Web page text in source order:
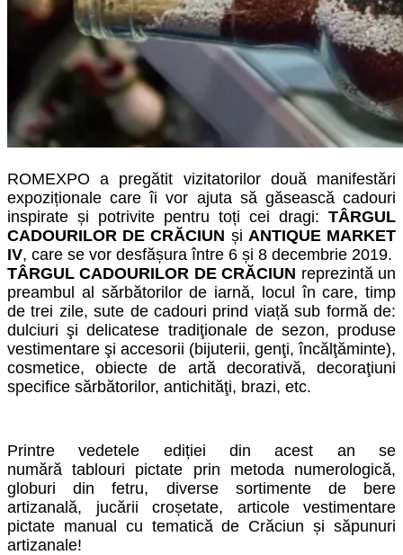
ROMEXPO a pregătit vizitatorilor două manifestări
expoziționale care îi vor ajuta să găsească cadouri
inspirate și potrivite pentru toți cei dragi: TÂRGUL
CADOURILOR DE CRĂCIUN și ANTIQUE MARKET
IV, care se vor desfășura între 6 și 8 decembrie 2019.
TÂRGUL CADOURILOR DE CRĂCIUN reprezintă un
preambul al sărbătorilor de iarnă, locul în care, timp
de trei zile, sute de cadouri prind viață sub formă de:
dulciuri şi delicatese tradiţionale de sezon, produse
vestimentare şi accesorii (bijuterii, genţi, încălţăminte),
cosmetice, obiecte de artă decorativă, decoraţiuni
specifice sărbătorilor, antichităţi, brazi, etc.
Printre vedetele ediției din acest an se
numără tablouri pictate prin metoda numerologică,
globuri din fetru, diverse sortimente de bere
artizanală, jucării croșetate, articole vestimentare
pictate manual cu tematică de Crăciun și săpunuri
artizanale!